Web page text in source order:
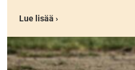
Lue lisää ›